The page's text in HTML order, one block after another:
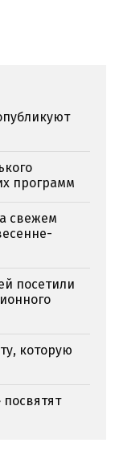
программ
свежем
посетили
которую